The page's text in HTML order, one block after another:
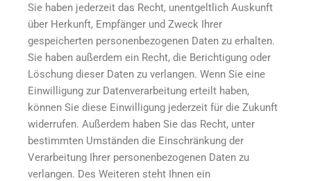
Sie haben jederzeit das Recht, unentgeltlich Auskunft
über Herkunft, Empfänger und Zweck Ihrer
gespeicherten personenbezogenen Daten zu erhalten.
Sie haben außerdem ein Recht, die Berichtigung oder
Löschung dieser Daten zu verlangen. Wenn Sie eine
Einwilligung zur Datenverarbeitung erteilt haben,
können Sie diese Einwilligung jederzeit für die Zukunft
widerrufen. Außerdem haben Sie das Recht, unter
bestimmten Umständen die Einschränkung der
Verarbeitung Ihrer personenbezogenen Daten zu
verlangen. Des Weiteren steht Ihnen ein